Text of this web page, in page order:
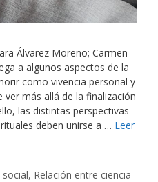
Álvarez Moreno; Carmen
a algunos aspectos de la
como vivencia personal y
más allá de la finalización
las distintas perspectivas
deben unirse a … Leer
, Relación entre ciencia